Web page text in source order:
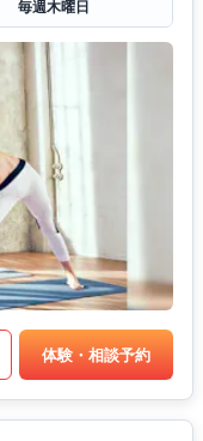
毎週木曜日
体験・相談予約